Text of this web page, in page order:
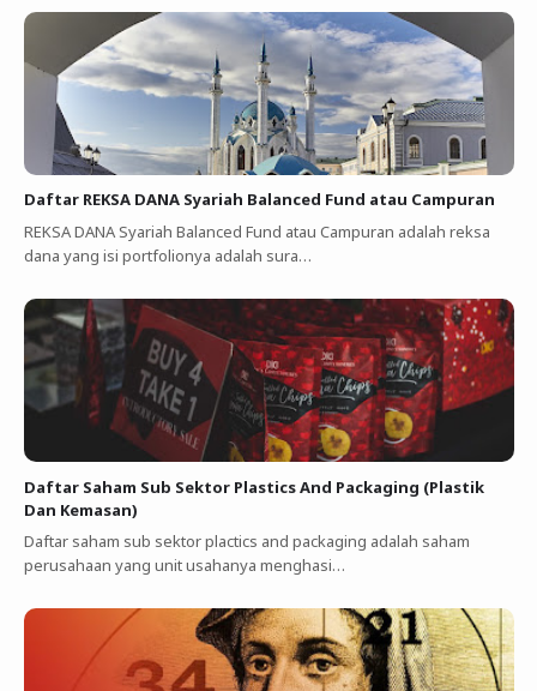
Daftar REKSA DANA Syariah Balanced Fund atau Campuran
REKSA DANA Syariah Balanced Fund atau Campuran adalah reksa
dana yang isi portfolionya adalah sura…
Daftar Saham Sub Sektor Plastics And Packaging (Plastik
Dan Kemasan)
Daftar saham sub sektor plactics and packaging adalah saham
perusahaan yang unit usahanya menghasi…